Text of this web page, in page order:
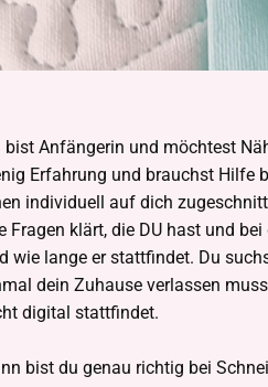
bist Anfängerin und möchtest
Erfahrung und brauchst Hilfe
individuell auf dich
Fragen klärt, die DU hast und
wie lange er stattfindet. Du
dein Zuhause verlassen
digital stattfindet.
bist du genau richtig bei